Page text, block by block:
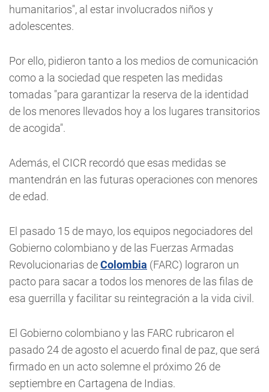
humanitarios", al estar involucrados niños y
adolescentes.
Por ello, pidieron tanto a los medios de comunicación
como a la sociedad que respeten las medidas
tomadas "para garantizar la reserva de la identidad
de los menores llevados hoy a los lugares transitorios
de acogida".
Además, el CICR recordó que esas medidas se
mantendrán en las futuras operaciones con menores
de edad.
El pasado 15 de mayo, los equipos negociadores del
Gobierno colombiano y de las Fuerzas Armadas
Revolucionarias deColombia (FARC) lograron un
pacto para sacar a todos los menores de las filas de
esa guerrilla y facilitar su reintegración a la vida civil.
El Gobierno colombiano y las FARC rubricaron el
pasado 24 de agosto el acuerdo final de paz, que será
firmado en un acto solemne el próximo 26 de
septiembre en Cartagena de Indias.